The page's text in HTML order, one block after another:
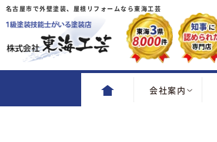
名古屋市で外壁塗装、屋根リフォームなら東海工芸
会社案内